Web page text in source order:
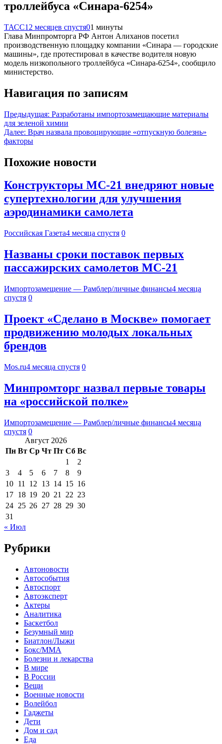
троллейбуса «Синара-6254»
ТАСС12 месяцев спустя01 минуты
Глава Минпромторга РФ Антон Алиханов посетил
производственную площадку компании «Синара — городские
машины», где протестировал в качестве водителя новую
модель низкопольного троллейбуса «Синара-6254», сообщило
министерство.
Навигация по записям
Предыдущая: Разработаны импортозамещающие материалы
для зеленой химии
Далее: Врач назвала провоцирующие «отпускную болезнь»
факторы
Похожие новости
Конструкторы МС-21 внедряют новые
супертехнологии для улучшения
аэродинамики самолета
Российская Газета4 месяца спустя 0
Названы сроки поставок первых
пассажирских самолетов МС-21
Импортозамещение — Рамблер/личные финансы4 месяца
спустя 0
Проект «Сделано в Москве» помогает
продвижению молодых локальных
брендов
Mos.ru4 месяца спустя 0
Минпромторг назвал первые товары
на «российской полке»
Импортозамещение — Рамблер/личные финансы4 месяца
спустя 0
Август 2026
Пн Вт Ср Чт Пт Сб Вс
1
2
3
4 5 6 7 8
9
10 11 12 13 14 15 16
17 18 19 20 21 22 23
24 25 26 27 28 29 30
31
« Июл
Рубрики
Автоновости
Автособытия
Автоспорт
Автоэксперт
Актеры
Аналитика
Баскетбол
Безумный мир
Биатлон/Лыжи
Бокс/MMA
Болезни и лекарства
В мире
В России
Вещи
Военные новости
Волейбол
Гаджеты
Дети
Дом и сад
Еда